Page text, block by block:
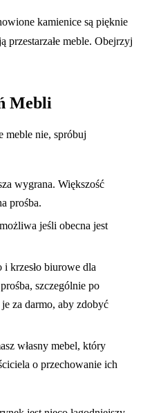
kamienice są pięknie
przestarzałe meble. Obejrzyj
Mebli
meble nie, spróbuj
wygrana. Większość
prośba.
jeśli obecna jest
i krzesło biurowe dla
szczególnie po
za darmo, aby zdobyć
własny mebel, który
o przechowanie ich